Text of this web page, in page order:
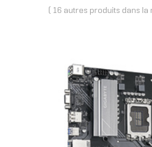
( 16 autres produits dans